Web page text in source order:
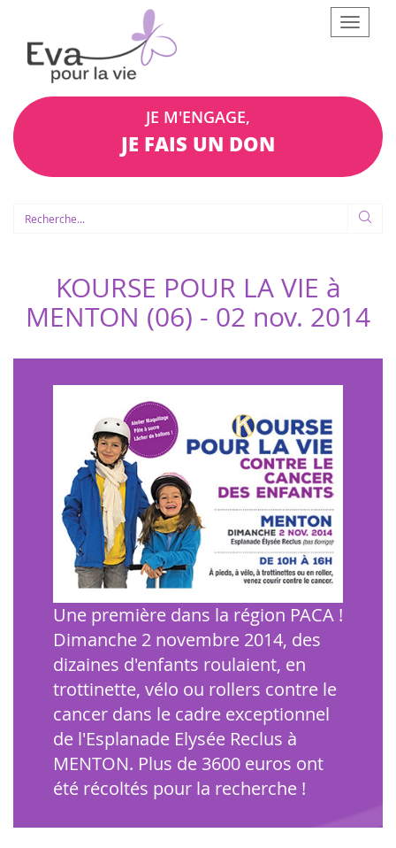
Afficher
le
JE M'ENGAGE,
JE FAIS UN DON
KOURSE POUR LA VIE à
MENTON (06) - 02 nov. 2014
Une première dans la région PACA !
Dimanche 2 novembre 2014, des
dizaines d'enfants roulaient, en
trottinette, vélo ou rollers contre le
cancer dans le cadre exceptionnel
de l'Esplanade Elysée Reclus à
MENTON. Plus de 3600 euros ont
été récoltés pour la recherche !